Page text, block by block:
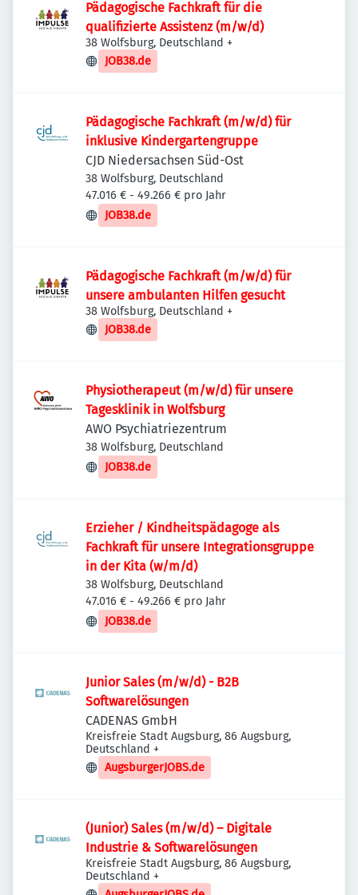
Pädagogische Fachkraft für die
qualifizierte Assistenz (m/w/d)
38 Wolfsburg, Deutschland +
JOB38.de
Pädagogische Fachkraft (m/w/d) für
inklusive Kindergartengruppe
CJD Niedersachsen Süd-Ost
38 Wolfsburg, Deutschland
47.016 € - 49.266 € pro Jahr
JOB38.de
Pädagogische Fachkraft (m/w/d) für
unsere ambulanten Hilfen gesucht
38 Wolfsburg, Deutschland +
JOB38.de
Physiotherapeut (m/w/d) für unsere
Tagesklinik in Wolfsburg
AWO Psychiatriezentrum
38 Wolfsburg, Deutschland
JOB38.de
Erzieher / Kindheitspädagoge als
Fachkraft für unsere Integrationsgruppe
in der Kita (w/m/d)
38 Wolfsburg, Deutschland
47.016 € - 49.266 € pro Jahr
JOB38.de
Junior Sales (m/w/d) - B2B
Softwarelösungen
CADENAS GmbH
Kreisfreie Stadt Augsburg, 86 Augsburg,
Deutschland +
AugsburgerJOBS.de
(Junior) Sales (m/w/d) – Digitale
Industrie & Softwarelösungen
Kreisfreie Stadt Augsburg, 86 Augsburg,
Deutschland +